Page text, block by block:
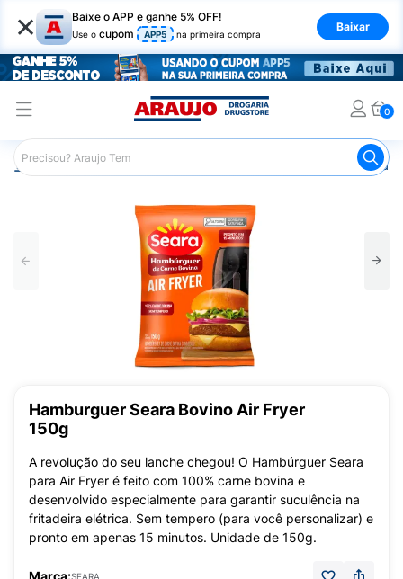
× Baixe o APP e ganhe 5% OFF!
Use o cupom APP5 na primeira compra
Baixar
0
Araujo Mercado Alimentos Congelados e de Geladeira
Hamburguer Seara Bovino Air Fryer
150g
A revolução do seu lanche chegou! O Hambúrguer Seara
para Air Fryer é feito com 100% carne bovina e
desenvolvido especialmente para garantir suculência na
fritadeira elétrica. Sem tempero (para você personalizar) e
pronto em apenas 15 minutos. Unidade de 150g.
Marca:SEARA